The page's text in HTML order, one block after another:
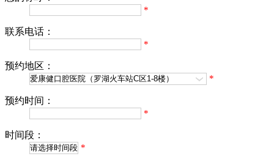
*
联系电话：
*
预约地区：
*
预约时间：
*
时间段：
*